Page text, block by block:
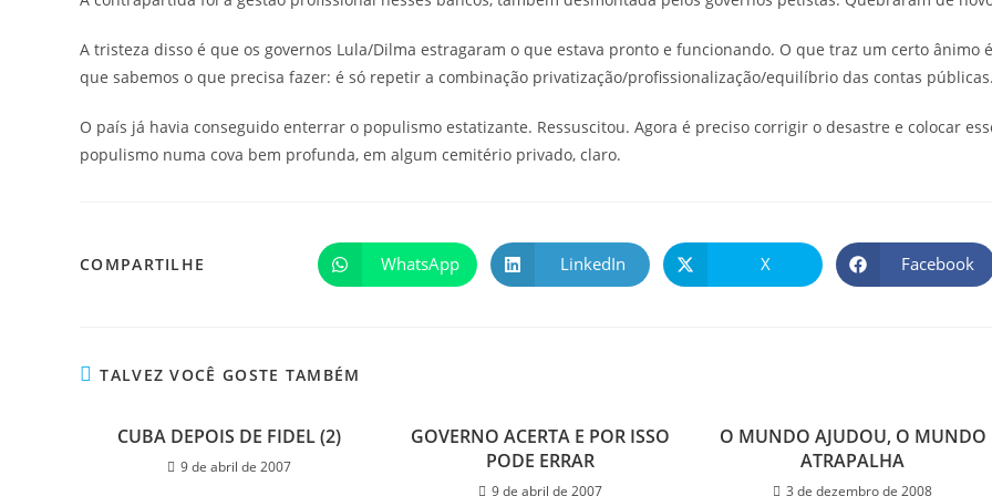
A tristeza disso é que os governos Lula/Dilma estragaram o que estava pronto e funcionando. O que traz um certo ânimo é
que sabemos o que precisa fazer: é só repetir a combinação privatização/profissionalização/equilíbrio das contas públicas.
O país já havia conseguido enterrar o populismo estatizante. Ressuscitou. Agora é preciso corrigir o desastre e colocar
populismo numa cova bem profunda, em algum cemitério privado, claro.
COMPARTILHE WhatsApp LinkedIn X Facebook
TALVEZ VOCÊ GOSTE TAMBÉM
CUBA DEPOIS DE FIDEL (2)
9 de abril de 2007
GOVERNO ACERTA E POR ISSO
PODE ERRAR
9 de abril de 2007
O MUNDO AJUDOU, O MUNDO
ATRAPALHA
3 de dezembro de 2008